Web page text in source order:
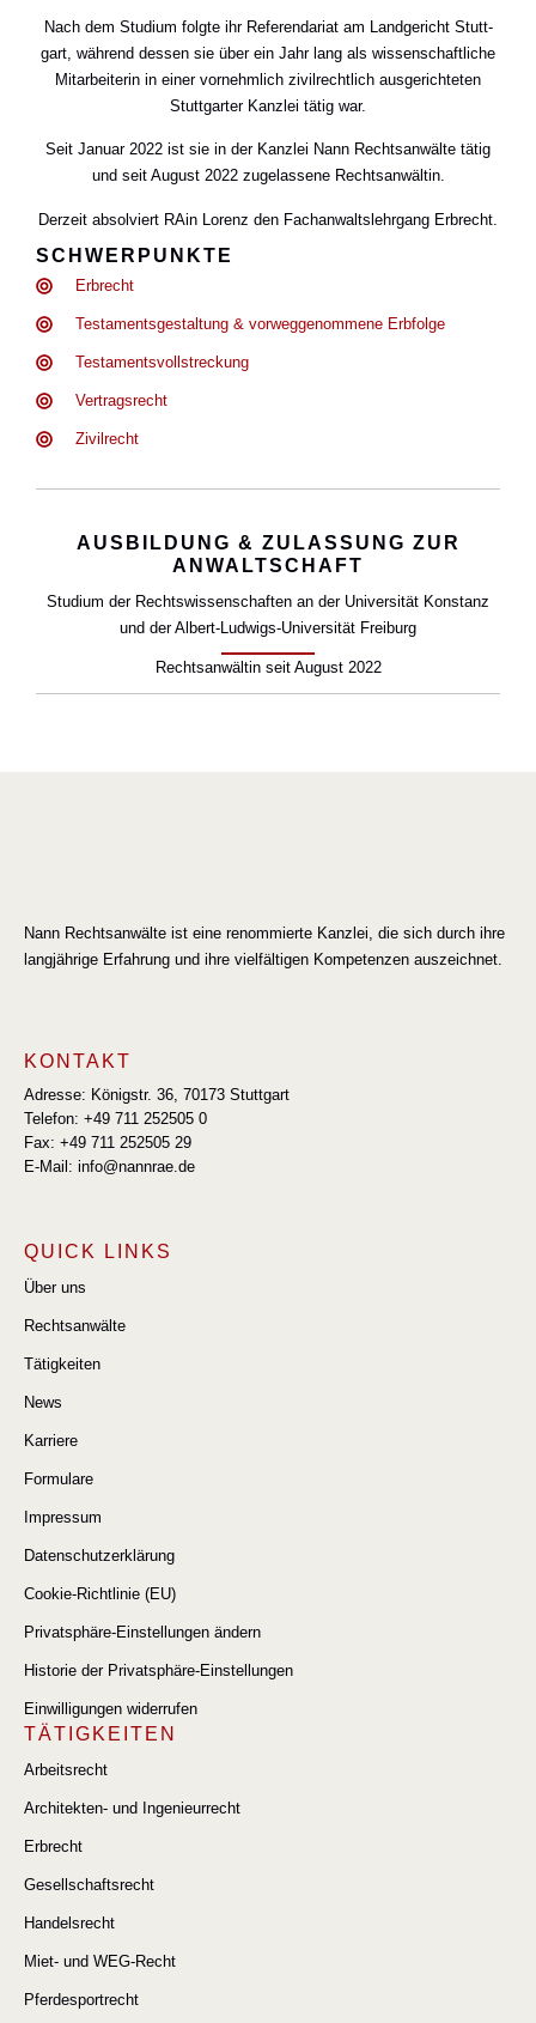
Nach dem Stu­di­um folg­te ihr Refe­ren­da­ri­at am Land­ge­richt Stutt­
gart, wäh­rend des­sen sie über ein Jahr lang als wis­sen­schaft­li­che
Mit­ar­bei­te­rin in einer vor­nehm­lich zivil­recht­lich aus­ge­rich­te­ten
Stutt­gar­ter Kanz­lei tätig war.
Seit Janu­ar 2022 ist sie in der Kanz­lei Nann Rechts­an­wäl­te tätig
und seit August 2022 zuge­las­se­ne Rechts­an­wäl­tin.
Der­zeit absol­viert RAin Lorenz den Fach­an­walts­lehr­gang Erbrecht.
SCHWER­PUNK­TE
Erbrecht
Tes­ta­ments­ge­stal­tung & vor­weg­ge­nom­me­ne Erb­fol­ge
Tes­ta­ments­voll­stre­ckung
Ver­trags­recht
Zivil­recht
AUS­BIL­DUNG & ZULAS­SUNG ZUR
ANWALT­SCHAFT
Stu­di­um der Rechts­wis­sen­schaf­ten an der Uni­ver­si­tät Kon­stanz
und der Albert-Lud­wigs-Uni­ver­si­tät Frei­burg
Rechts­an­wäl­tin seit August 2022
Nann Rechtsanwälte ist eine renommierte Kanzlei, die sich durch ihre
langjährige Erfahrung und ihre vielfältigen Kompetenzen auszeichnet.
KONTAKT
Adresse: Königstr. 36, 70173 Stuttgart
Telefon: +49 711 252505 0
Fax: +49 711 252505 29
E-Mail: info@nannrae.de
QUICK LINKS
Über uns
Rechtsanwälte
Tätigkeiten
News
Karriere
Formulare
Impressum
Datenschutzerklärung
Cookie-Richtlinie (EU)
Privatsphäre-Einstellungen ändern
Historie der Privatsphäre-Einstellungen
Einwilligungen widerrufen
TÄTIGKEITEN
Arbeitsrecht
Architekten- und Ingenieurrecht
Erbrecht
Gesellschaftsrecht
Handelsrecht
Miet- und WEG-Recht
Pferdesportrecht